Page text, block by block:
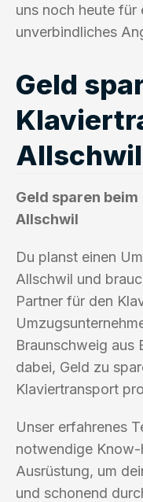
uns noch heute für
unverbindliches
Geld
Allschwil
Geld sparen beim
Allschwil
Du planst einen
Allschwil und
Partner für den
Braunschweig aus
dabei, Geld zu
Klaviertransport
Unser erfahrenes
notwendige
Ausrüstung, um
und schonend